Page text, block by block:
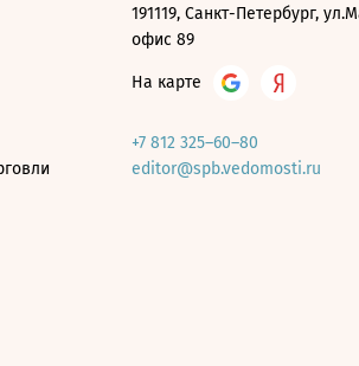
191119, Санкт-Петербург,
офис 89
На карте
+7 812 325–60–80
editor@spb.vedomosti.ru